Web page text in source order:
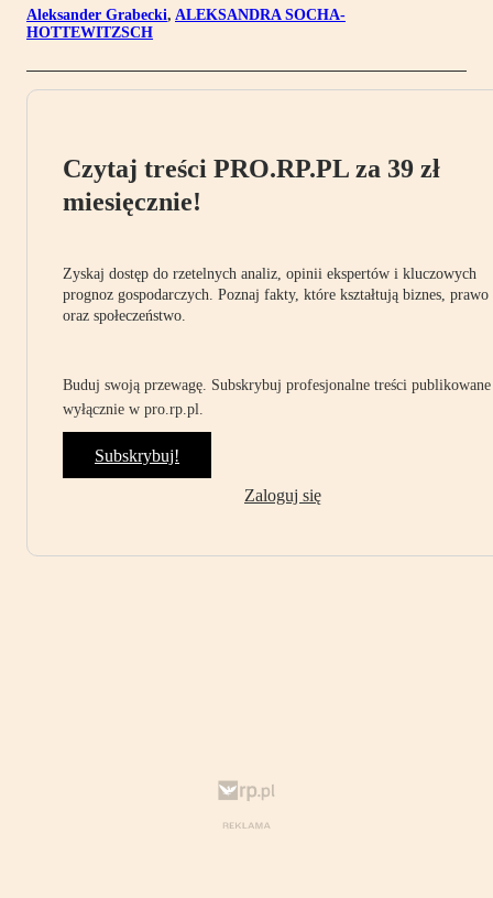
Aleksander Grabecki, ALEKSANDRA SOCHA-
HOTTEWITZSCH
Czytaj treści PRO.RP.PL za 39 zł
miesięcznie!
Zyskaj dostęp do rzetelnych analiz, opinii ekspertów i kluczowych
prognoz gospodarczych. Poznaj fakty, które kształtują biznes, prawo
oraz społeczeństwo.
Buduj swoją przewagę. Subskrybuj profesjonalne treści publikowane
wyłącznie w pro.rp.pl.
Subskrybuj!
Zaloguj się